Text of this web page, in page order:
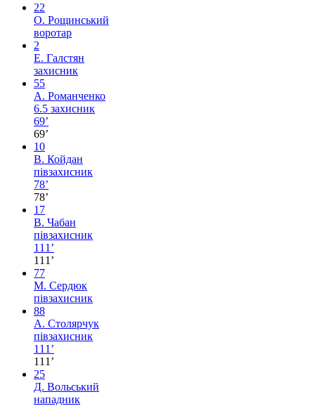
22
О. Рощинський
воротар
2
Е. Галстян
захисник
55
А. Романченко
6.5 захисник
69’
69’
10
В. Койдан
півзахисник
78’
78’
17
В. Чабан
півзахисник
111’
111’
77
М. Сердюк
півзахисник
88
А. Столярчук
півзахисник
111’
111’
25
Д. Вольський
нападник